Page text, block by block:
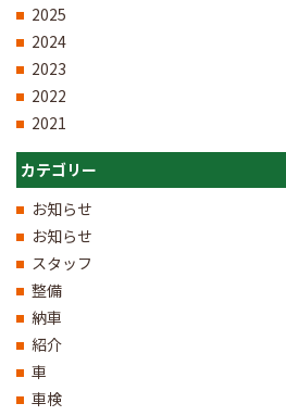
2025
2024
2023
2022
2021
カテゴリー
お知らせ
お知らせ
スタッフ
整備
納車
紹介
車
車検